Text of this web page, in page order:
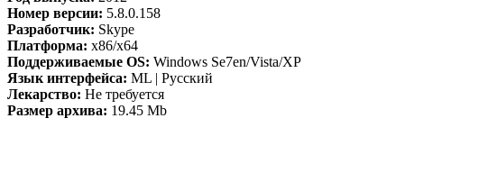
Номер версии: 5.8.0.158
Разработчик: Skype
Платформа: x86/x64
Поддерживаемые OS: Windows Se7en/Vista/XP
Язык интерфейса: ML | Русский
Лекарство: Не требуется
Размер архива: 19.45 Mb